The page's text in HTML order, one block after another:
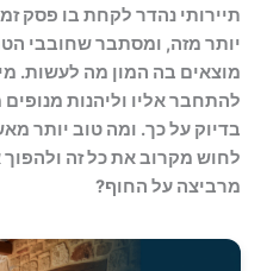
תיירותי נהדר לקחת בו פסק
יותר מזה, ומסתבר שחובבי
מוצאים בה המון מה לעשות.
להתחבר אליו וליהנות
בדיוק על כך. ומה טוב יותר
לחוש מקרוב את כל זה
מרביצה על החוף?